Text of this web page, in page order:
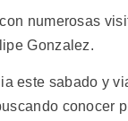
numerosas
Gonzalez.
este sabado y
conocer